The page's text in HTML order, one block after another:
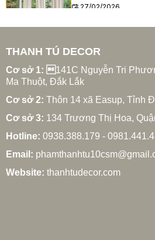
27/02/2026
Xu hướng rèm cửa gia
27/02/2026
Cách chọn rèm cửa
27/02/2026
THANH TÚ DECOR
Cơ sở 1: 141C Nguyễn Tri
Ma Thuột, Đắk Lắk
Cơ sở 2: Thôn 14 xã Easup, Tỉnh
Cơ sở 3: 134 Trương Thị Hoa,
Hotline: 0938.388.179 -
Email:
Website: thanhtudecor.com